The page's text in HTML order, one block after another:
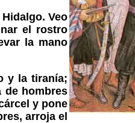
Veo
el rostro
la mano
y la tiranía;
de hombres
y pone
arroja el